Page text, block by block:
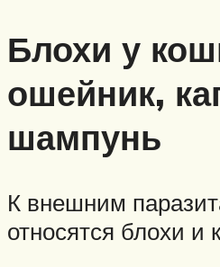
Блохи у
ошейник,
шампунь
К внешним
относятся блохи и